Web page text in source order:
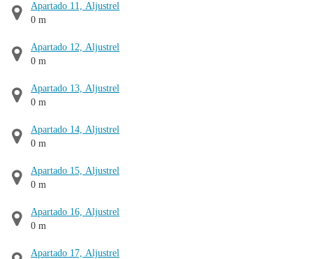
Apartado 11, Aljustrel
0 m
Apartado 12, Aljustrel
0 m
Apartado 13, Aljustrel
0 m
Apartado 14, Aljustrel
0 m
Apartado 15, Aljustrel
0 m
Apartado 16, Aljustrel
0 m
Apartado 17, Aljustrel